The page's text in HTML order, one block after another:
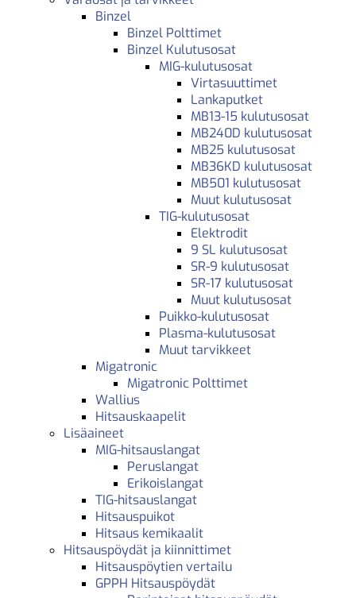
Binzel
Binzel Polttimet
Binzel Kulutusosat
MIG-kulutusosat
Virtasuuttimet
Lankaputket
MB13-15 kulutusosat
MB240D kulutusosat
MB25 kulutusosat
MB36KD kulutusosat
MB501 kulutusosat
Muut kulutusosat
TIG-kulutusosat
Elektrodit
9 SL kulutusosat
SR-9 kulutusosat
SR-17 kulutusosat
Muut kulutusosat
Puikko-kulutusosat
Plasma-kulutusosat
Muut tarvikkeet
Migatronic
Migatronic Polttimet
Wallius
Hitsauskaapelit
Lisäaineet
MIG-hitsauslangat
Peruslangat
Erikoislangat
TIG-hitsauslangat
Hitsauspuikot
Hitsaus kemikaalit
Hitsauspöydät ja kiinnittimet
Hitsauspöytien vertailu
GPPH Hitsauspöydät